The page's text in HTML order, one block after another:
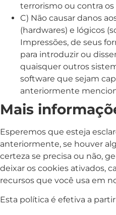
terrorismo ou contra
C) Não causar danos
(hardwares) e lógicos
Impressões, de seus
para introduzir ou
quaisquer outros
software que sejam
anteriormente
Mais
Esperemos que esteja
anteriormente, se houver
certeza se precisa ou não,
deixar os cookies ativados,
recursos que você usa em
Esta política é efetiva a